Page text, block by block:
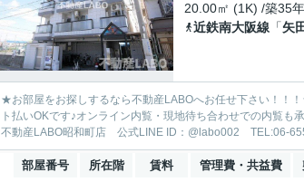
20.00㎡ (1K) /築35
近鉄南大阪線 「矢田
★お部屋をお探しするなら不動産LABOへお任せ下さい！！
ト払いOKです♪オンライン内覧・現地待ち合わせでの内覧
不動産LABO昭和町店 公式LINE ID：@labo002 TEL:06-
部屋番号 所在階 賃料 管理費・共益費